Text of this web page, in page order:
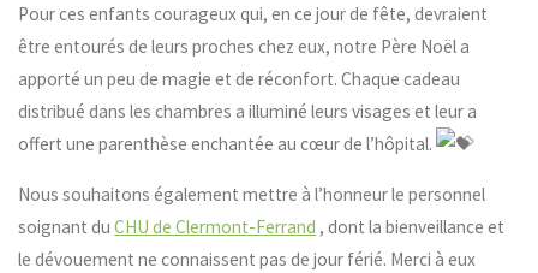
Pour ces enfants courageux qui, en ce jour de fête, devraient
être entourés de leurs proches chez eux, notre Père Noël a
apporté un peu de magie et de réconfort. Chaque cadeau
distribué dans les chambres a illuminé leurs visages et leur a
offert une parenthèse enchantée au cœur de l’hôpital.
Nous souhaitons également mettre à l’honneur le personnel
soignant duCHU de Clermont-Ferrand , dont la bienveillance et
le dévouement ne connaissent pas de jour férié. Merci à eux